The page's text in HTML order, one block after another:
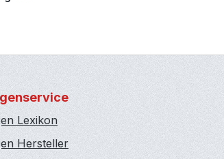
Lexikon
Hersteller